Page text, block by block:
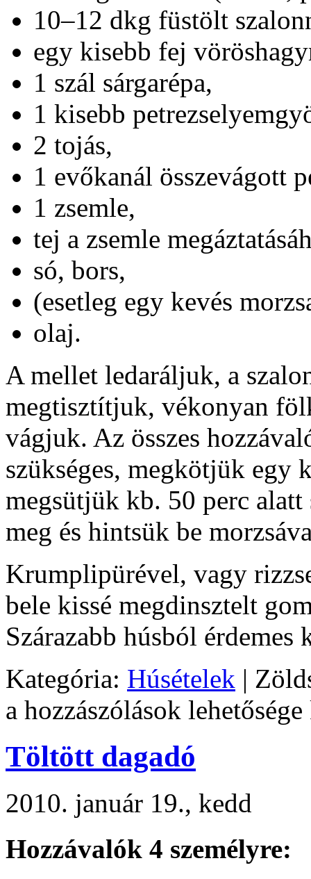
10–12 dkg füstölt
egy kisebb fej
1 szál sárgarépa,
1 kisebb
2 tojás,
1 evőkanál összevágott
1 zsemle,
tej a zsemle
só, bors,
(esetleg egy kevés
olaj.
A mellet ledaráljuk, a
megtisztítjuk, vékonyan
vágjuk. Az összes
szükséges, megkötjük egy
megsütjük kb. 50 perc
meg és hintsük be
Krumplipürével, vagy
bele kissé megdinsztelt
Szárazabb húsból érdemes
Kategória: Húsételek |
a hozzászólások
Töltött dagadó
2010. január 19., kedd
Hozzávalók 4 személyre: